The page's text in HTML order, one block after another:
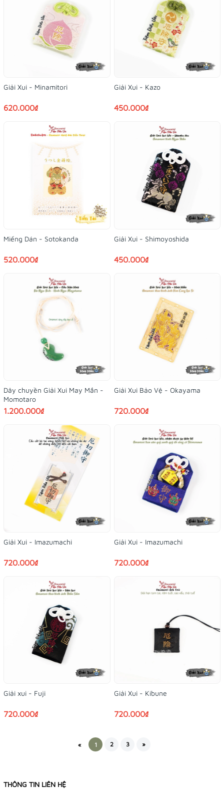
Giải Xui - Minamitori
620.000₫
Giải Xui - Kazo
450.000₫
Miếng Dán - Sotokanda
520.000₫
Giải Xui - Shimoyoshida
450.000₫
Dây chuyền Giải Xui May Mắn -
Momotaro
1.200.000₫
Giải Xui Bảo Vệ - Okayama
720.000₫
Giải Xui - Imazumachi
720.000₫
Giải Xui - Imazumachi
720.000₫
Giải xui - Fuji
720.000₫
Giải Xui - Kibune
720.000₫
« 1 2 3 »
THÔNG TIN LIÊN HỆ